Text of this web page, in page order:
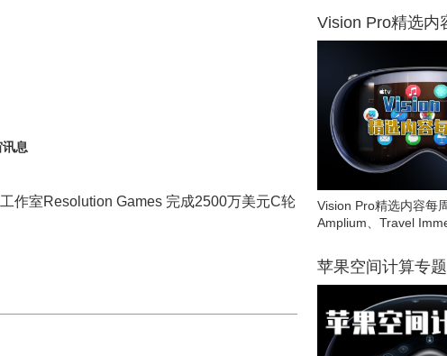
息
作室Resolution Games 完成2500万美元C轮
Vision Pro精选内
Vision Pro精选内容每
Amplium、Travel
苹果空间计算专题